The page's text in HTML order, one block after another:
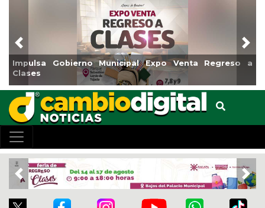
Impulsa Gobierno Municipal Expo Venta Regreso a
Clases
Previous
Previous